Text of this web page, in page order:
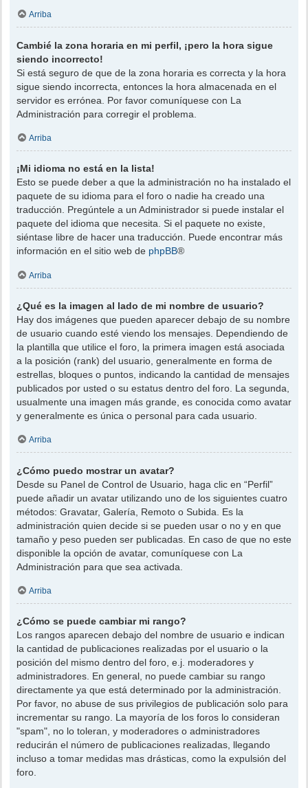
Arriba
Cambié la zona horaria en mi perfil, ¡pero la hora sigue
siendo incorrecto!
Si está seguro de que de la zona horaria es correcta y la hora
sigue siendo incorrecta, entonces la hora almacenada en el
servidor es errónea. Por favor comuníquese con La
Administración para corregir el problema.
Arriba
¡Mi idioma no está en la lista!
Esto se puede deber a que la administración no ha instalado el
paquete de su idioma para el foro o nadie ha creado una
traducción. Pregúntele a un Administrador si puede instalar el
paquete del idioma que necesita. Si el paquete no existe,
siéntase libre de hacer una traducción. Puede encontrar más
información en el sitio web de phpBB®
Arriba
¿Qué es la imagen al lado de mi nombre de usuario?
Hay dos imágenes que pueden aparecer debajo de su nombre
de usuario cuando esté viendo los mensajes. Dependiendo de
la plantilla que utilice el foro, la primera imagen está asociada
a la posición (rank) del usuario, generalmente en forma de
estrellas, bloques o puntos, indicando la cantidad de mensajes
publicados por usted o su estatus dentro del foro. La segunda,
usualmente una imagen más grande, es conocida como avatar
y generalmente es única o personal para cada usuario.
Arriba
¿Cómo puedo mostrar un avatar?
Desde su Panel de Control de Usuario, haga clic en “Perfil”
puede añadir un avatar utilizando uno de los siguientes cuatro
métodos: Gravatar, Galería, Remoto o Subida. Es la
administración quien decide si se pueden usar o no y en que
tamaño y peso pueden ser publicadas. En caso de que no este
disponible la opción de avatar, comuníquese con La
Administración para que sea activada.
Arriba
¿Cómo se puede cambiar mi rango?
Los rangos aparecen debajo del nombre de usuario e indican
la cantidad de publicaciones realizadas por el usuario o la
posición del mismo dentro del foro, e.j. moderadores y
administradores. En general, no puede cambiar su rango
directamente ya que está determinado por la administración.
Por favor, no abuse de sus privilegios de publicación solo para
incrementar su rango. La mayoría de los foros lo consideran
"spam", no lo toleran, y moderadores o administradores
reducirán el número de publicaciones realizadas, llegando
incluso a tomar medidas mas drásticas, como la expulsión del
foro.